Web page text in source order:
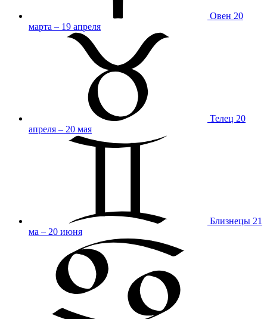
Овен 20
марта – 19 апреля
Телец 20
апреля – 20 мая
Близнецы 21
ма – 20 июня